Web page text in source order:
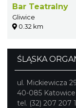
Bar Teatralny
Gliwice
0.32 km
ŚLĄSKA
ul. Mickiewicza
40-085 Katowice
tel. (32) 207 207 1